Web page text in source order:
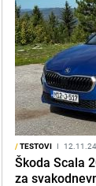
/TESTOVI I
Škoda Scala
za